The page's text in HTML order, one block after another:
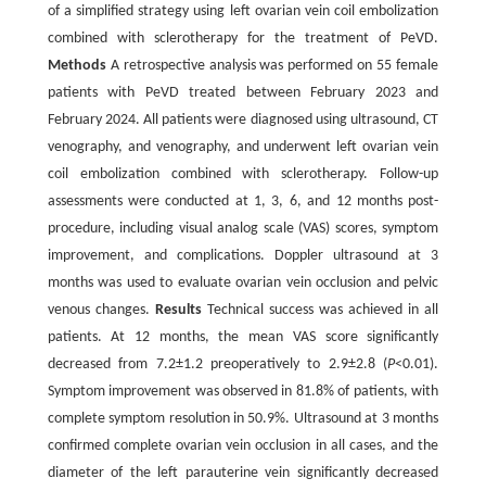
of a simplified strategy using left ovarian vein coil embolization
combined with sclerotherapy for the treatment of PeVD.
MethodsA retrospective analysis was performed on 55 female
patients with PeVD treated between February 2023 and
February 2024. All patients were diagnosed using ultrasound, CT
venography, and venography, and underwent left ovarian vein
coil embolization combined with sclerotherapy. Follow-up
assessments were conducted at 1, 3, 6, and 12 months post-
procedure, including visual analog scale (VAS) scores, symptom
improvement, and complications. Doppler ultrasound at 3
months was used to evaluate ovarian vein occlusion and pelvic
venous changes. ResultsTechnical success was achieved in all
patients. At 12 months, the mean VAS score significantly
decreased from 7.2±1.2 preoperatively to 2.9±2.8 (P<0.01).
Symptom improvement was observed in 81.8% of patients, with
complete symptom resolution in 50.9%. Ultrasound at 3 months
confirmed complete ovarian vein occlusion in all cases, and the
diameter of the left parauterine vein significantly decreased